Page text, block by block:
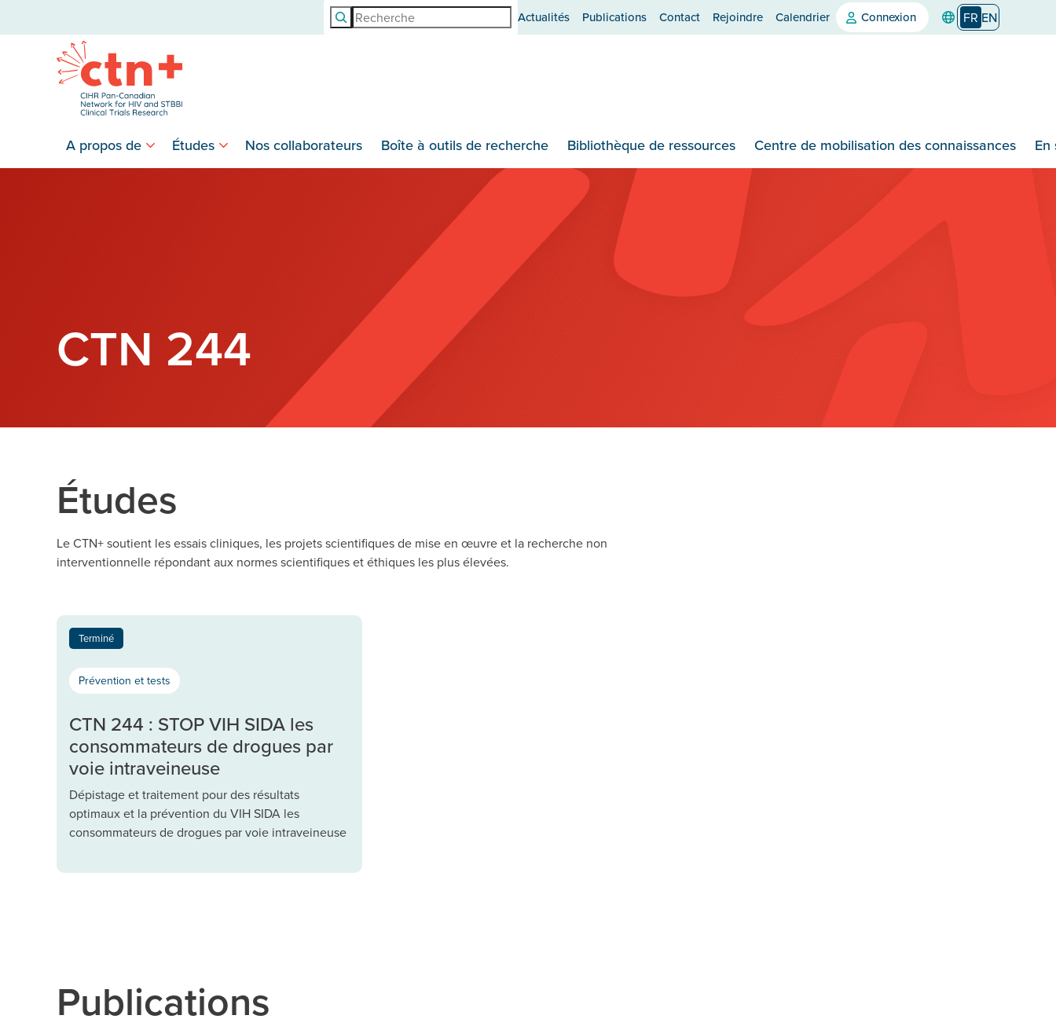
Recherche Actualités Publications Contact Rejoindre Calendrier Connexion FR EN
A propos de Études Nos collaborateurs Boîte à outils de recherche Bibliothèque de ressources Centre de mobilisation des connaissances En
CTN 244
Études
Le CTN+ soutient les essais cliniques, les projets scientifiques de mise en œuvre et la recherche non
interventionnelle répondant aux normes scientifiques et éthiques les plus élevées.
Terminé
Prévention et tests
CTN 244 : STOP VIH SIDA les
consommateurs de drogues par
voie intraveineuse
Dépistage et traitement pour des résultats
optimaux et la prévention du VIH SIDA les
consommateurs de drogues par voie intraveineuse
Publications